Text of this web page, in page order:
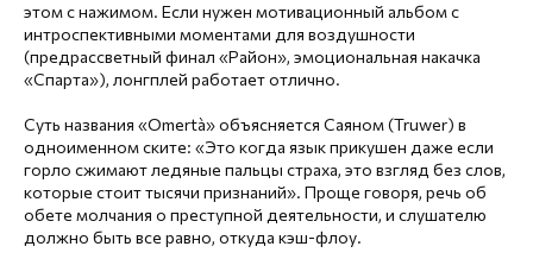
этом с нажимом. Если нужен мотивационный альбом с
интроспективными моментами для воздушности
(предрассветный финал «Район», эмоциональная накачка
«Спарта»), лонгплей работает отлично.
Суть названия «Omertà» объясняется Саяном (Truwer) в
одноименном ските: «Это когда язык прикушен даже если
горло сжимают ледяные пальцы страха, это взгляд без слов,
которые стоит тысячи признаний». Проще говоря, речь об
обете молчания о преступной деятельности, и слушателю
должно быть все равно, откуда кэш-флоу.